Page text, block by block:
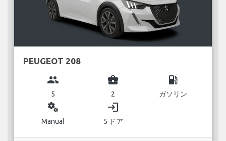
PEUGEOT 208
group
5
business_center
2
local_gas_station
ガソリン
miscellaneous_services
Manual
login
5 ドア